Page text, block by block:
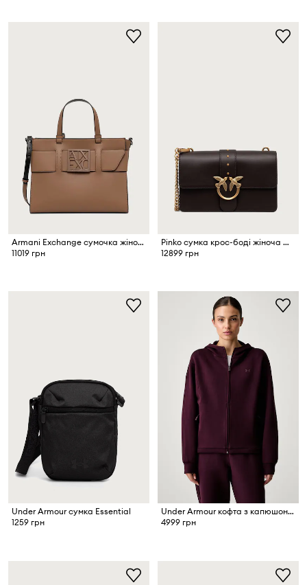
Armani Exchange сумочка жіноча зі штучної шкіри
11019 грн
Pinko сумка крос-боді жіноча шкіряна
12899 грн
Under Armour сумка Essential
1259 грн
Under Armour кофта з капюшоном жіноча Unstoppable
4999 грн